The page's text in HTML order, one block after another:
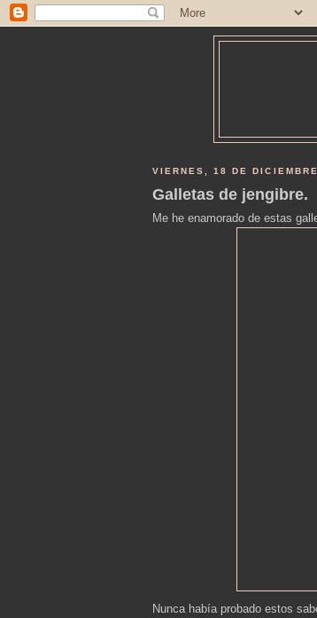
VIERNES, 18 DE
Galletas de jengibre.
Me he enamorado de estas
Nunca había probado estos